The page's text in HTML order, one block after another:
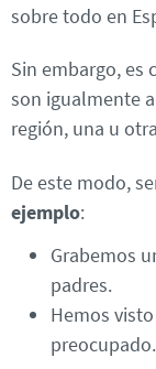
sobre todo en
Sin embargo, es
son igualmente
región, una u
De este modo,
ejemplo:
Grabemos
padres.
Hemos
preocupado.